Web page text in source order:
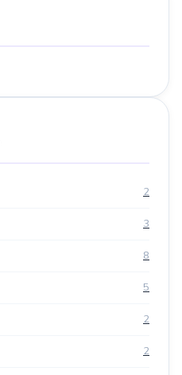
2
3
8
5
2
2